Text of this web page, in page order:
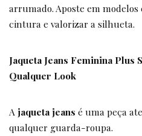
arrumado. Aposte em
cintura e valorizar a silhueta.
Jaqueta Jeans Feminina Plus
Qualquer Look
Ajaqueta jeans é uma peça
qualquer guarda-roupa.